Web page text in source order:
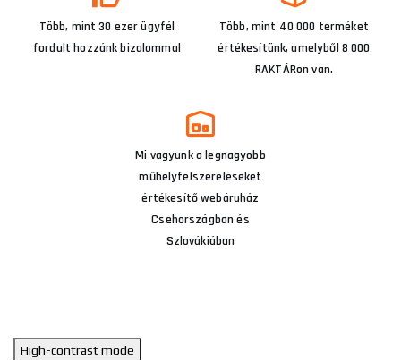
Több, mint 30 ezer ügyfél
fordult hozzánk bizalommal
Több, mint 40 000 terméket
értékesítünk, amelyből 8 000
RAKTÁRon van.
Mi vagyunk a legnagyobb
műhelyfelszereléseket
értékesítő webáruház
Csehországban és
Szlovákiában
High-contrast mode